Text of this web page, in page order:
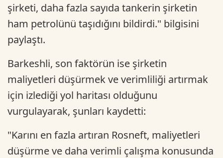
şirketi, daha fazla sayıda tankerin şirketin
ham petrolünü taşıdığını bildirdi." bilgisini
paylaştı.
Barkeshli, son faktörün ise şirketin
maliyetleri düşürmek ve verimliliği artırmak
için izlediği yol haritası olduğunu
vurgulayarak, şunları kaydetti:
"Karını en fazla artıran Rosneft, maliyetleri
düşürme ve daha verimli çalışma konusunda